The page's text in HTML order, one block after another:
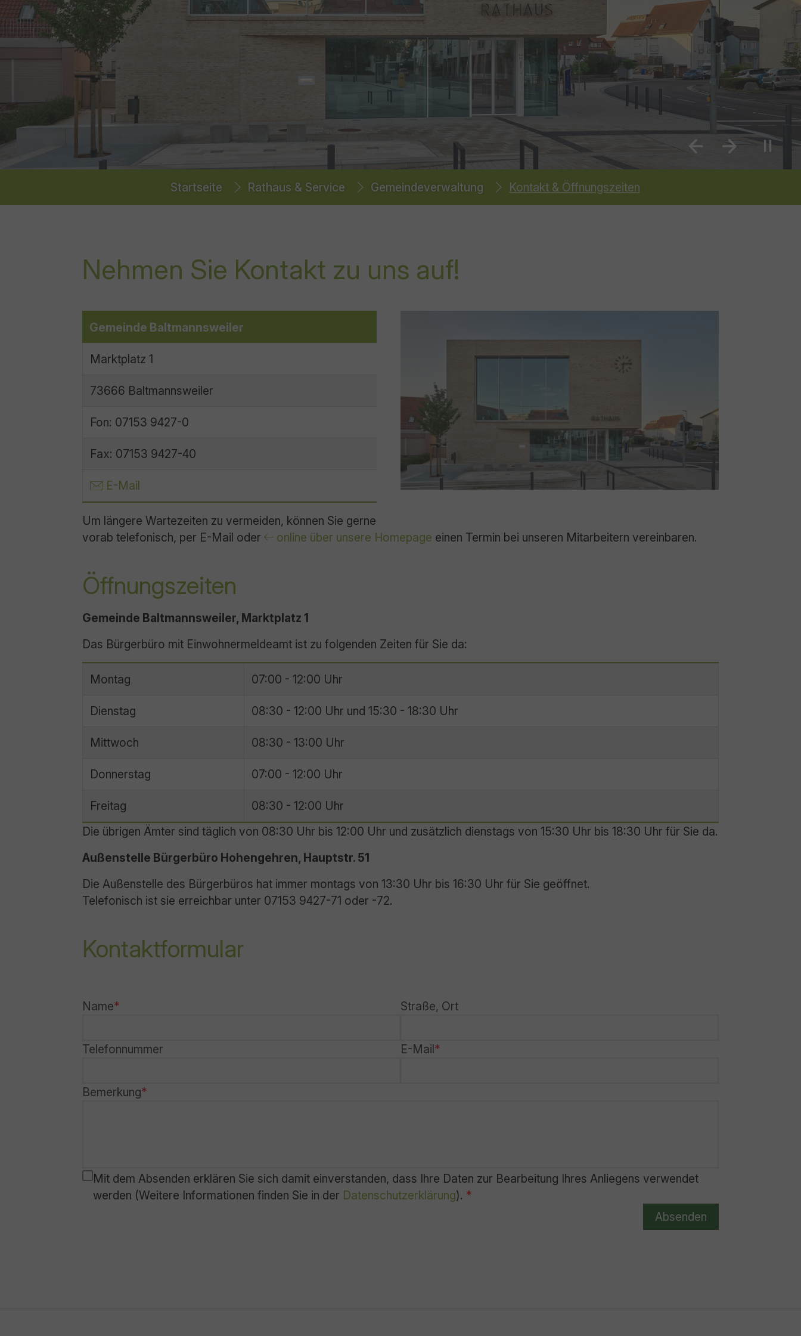
PreviousNext
Startseite Rathaus & Service Gemeindeverwaltung Kontakt & Öffnungszeiten
Nehmen Sie Kontakt zu uns auf!
Gemeinde Baltmannsweiler
Marktplatz 1
73666 Baltmannsweiler
Fon: 07153 9427-0
Fax: 07153 9427-40
E-Mail
Um längere Wartezeiten zu vermeiden, können Sie gerne
vorab telefonisch, per E-Mail oder
online über unsere Homepage einen Termin bei unseren Mitarbeitern vereinbaren.
Öffnungszeiten
Gemeinde Baltmannsweiler, Marktplatz 1
Das Bürgerbüro mit Einwohnermeldeamt ist zu folgenden Zeiten für Sie da:
Montag 07:00 - 12:00 Uhr
Dienstag 08:30 - 12:00 Uhr und 15:30 - 18:30 Uhr
Mittwoch 08:30 - 13:00 Uhr
Donnerstag 07:00 - 12:00 Uhr
Freitag
08:30 - 12:00 Uhr
Die übrigen Ämter sind täglich von 08:30 Uhr bis 12:00 Uhr und zusätzlich dienstags von 15:30 Uhr bis 18:30 Uhr für Sie da.
Außenstelle Bürgerbüro Hohengehren, Hauptstr. 51
Die Außenstelle des Bürgerbüros hat immer montags von 13:30 Uhr bis 16:30 Uhr für Sie geöffnet.
Telefonisch ist sie erreichbar unter 07153 9427-71 oder -72.
Kontaktformular
Name Straße, Ort
Telefonnummer E-Mail
Bemerkung
Mit dem Absenden erklären Sie sich damit einverstanden, dass Ihre Daten zur Bearbeitung Ihres Anliegens verwendet
werden (Weitere Informationen finden Sie in der Datenschutzerklärung).
Absenden